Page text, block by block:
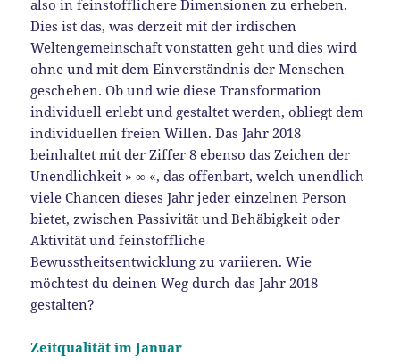
also in feinstofflichere Dimensionen zu erheben.
Dies ist das, was derzeit mit der irdischen
Weltengemeinschaft vonstatten geht und dies wird
ohne und mit dem Einverständnis der Menschen
geschehen. Ob und wie diese Transformation
individuell erlebt und gestaltet werden, obliegt dem
individuellen freien Willen. Das Jahr 2018
beinhaltet mit der Ziffer 8 ebenso das Zeichen der
Unendlichkeit » ∞ «, das offenbart, welch unendlich
viele Chancen dieses Jahr jeder einzelnen Person
bietet, zwischen Passivität und Behäbigkeit oder
Aktivität und feinstoffliche
Bewusstheitsentwicklung zu variieren. Wie
möchtest du deinen Weg durch das Jahr 2018
gestalten?
Zeitqualität im Januar